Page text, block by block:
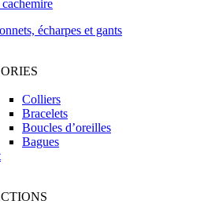
écharpes et gants
Colliers
Bracelets
Boucles d’oreilles
Bagues